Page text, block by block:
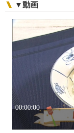
▼動画